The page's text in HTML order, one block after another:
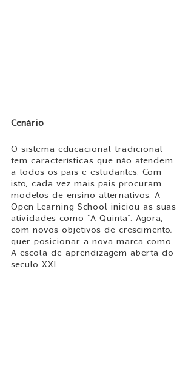
Cenário
O sistema educacional tradicional
tem características que não atendem
a todos os pais e estudantes. Com
isto, cada vez mais pais procuram
modelos de ensino alternativos. A
Open Learning School iniciou as suas
atividades como “A Quinta”. Agora,
com novos objetivos de crescimento,
quer posicionar a nova marca como -
A escola de aprendizagem aberta do
século XXI.